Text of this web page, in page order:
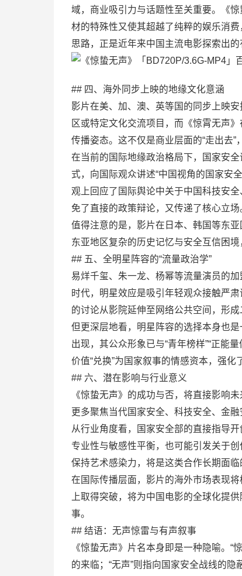
域，商业吸引力与话题性至关重要。《
材的特殊性又使其超越了纯粹的娱乐消
思路，正是近年来中国主流电影探索出的
## 四、海外同步上映的地缘文化意涵
影片在美、加、澳、英等国的同步上映
区或特定文化交流项目，而《惊霄无声
传播姿态。这不仅是商业层面的“走出去”
在当前的国际地缘政治格局下，国家安
式，向国际观众讲述“中国视角的国家安
观上回应了国际舆论中关于中国科技安
免了直接的政策辩论，又传递了核心立场
值得注意的是，影片在日本、韩国等东
东亚地区复杂的历史记忆与安全互信困
## 五、全明星阵容的“流量政治学”
易烊千玺、朱一龙、杨幂等流量演员的
时代，明星效应是吸引年轻观众接触严
的讨论从影院延伸至网络公共空间，形成
但更深层地看，明星阵容的选择本身也
出现，其公众形象已与“青年榜样”“正能
价值“兑换”为国家叙事的情感资本，强化
## 六、潜在影响与行业意义
《惊蛰无声》的成功与否，将直接影响
更多聚焦当代国家安全、科技安全、金
从行业角度看，国家安全部的直接指导
专业性与敏感性平衡，也可能引发关于
保持艺术感染力，将是这类合作长期面临
在国际传播层面，影片的海外市场表现
上取得突破，将为中国电影的全球化提
事。
## 结语：无声惊雷与有声叙事
《惊蛰无声》片名本身即是一种隐喻。
的来临；“无声”则指向国家安全战线的